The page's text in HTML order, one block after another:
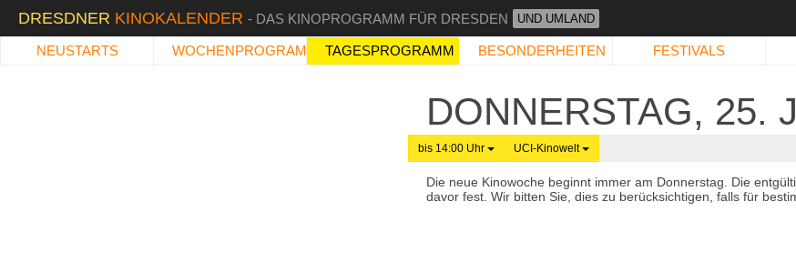
DRESDNER KINOKALENDER - DAS KINOPROGRAMM FÜR DRESDEN UND UMLAND
NEUSTARTS WOCHENPROGRAMM TAGESPROGRAMM BESONDERHEITEN FESTIVALS
DONNERSTAG, 25.
bis 14:00 Uhr UCI-Kinowelt
Die neue Kinowoche beginnt immer am Donnerstag. Die
davor fest. Wir bitten Sie, dies zu berücksichtigen, falls für